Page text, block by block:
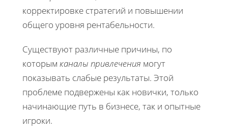
корректировке стратегий и повышении
общего уровня рентабельности.
Существуют различные причины, по
которым каналы привлечения могут
показывать слабые результаты. Этой
проблеме подвержены как новички, только
начинающие путь в бизнесе, так и опытные
игроки.